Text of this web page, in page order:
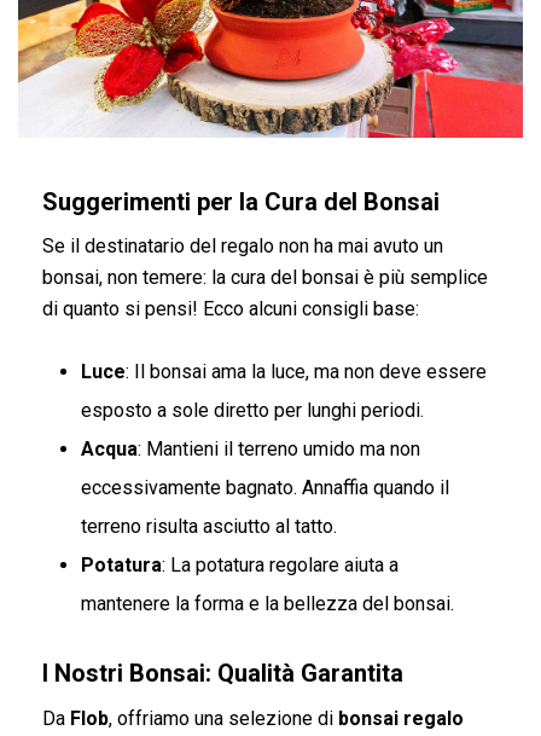
Suggerimenti per la Cura del Bonsai
Se il destinatario del regalo non ha mai avuto un
bonsai, non temere: la cura del bonsai è più semplice
di quanto si pensi! Ecco alcuni consigli base:
Luce: Il bonsai ama la luce, ma non deve essere
esposto a sole diretto per lunghi periodi.
Acqua: Mantieni il terreno umido ma non
eccessivamente bagnato. Annaffia quando il
terreno risulta asciutto al tatto.
Potatura: La potatura regolare aiuta a
mantenere la forma e la bellezza del bonsai.
I Nostri Bonsai: Qualità Garantita
Da Flob, offriamo una selezione di bonsai regalo